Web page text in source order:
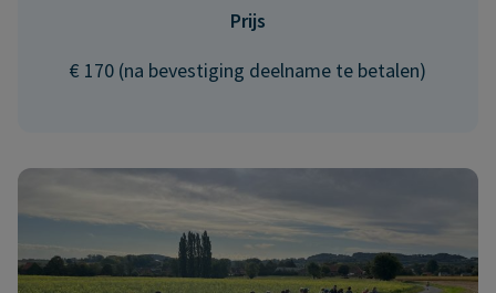
Prijs
€ 170 (na bevestiging deelname te betalen)